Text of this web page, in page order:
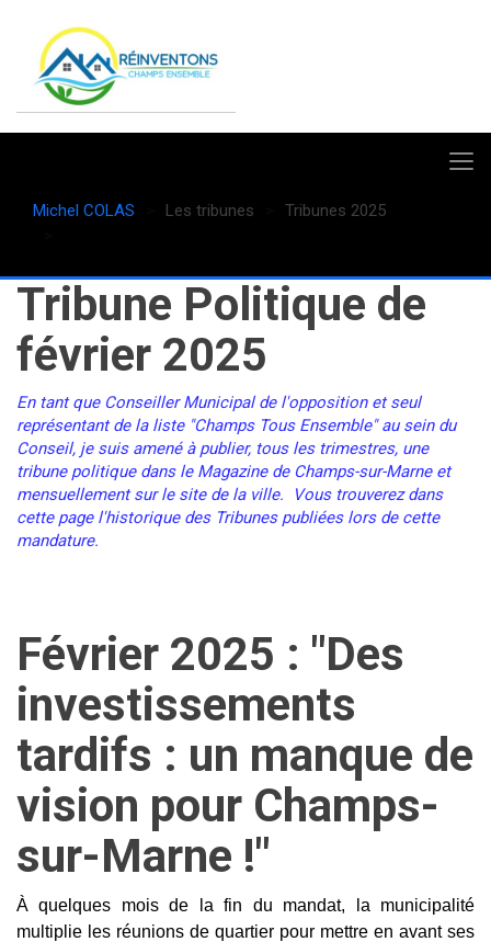
Michel COLAS Les tribunes
Tribunes 2025
Tribune Politique de
février 2025
En tant que Conseiller Municipal de l'opposition et seul
représentant de la liste "Champs Tous Ensemble" au sein du
Conseil, je suis amené à publier, tous les trimestres, une
tribune politique dans le Magazine de Champs-sur-Marne et
mensuellement sur le site de la ville. Vous trouverez dans
cette page l'historique des Tribunes publiées lors de cette
mandature.
Février 2025 : "Des
investissements
tardifs : un manque de
vision pour Champs-
sur-Marne !"
À quelques mois de la fin du mandat, la municipalité
multiplie les réunions de quartier pour mettre en avant ses